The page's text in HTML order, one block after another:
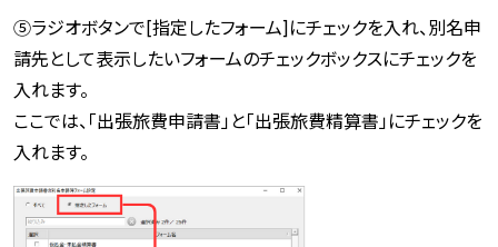
⑤ラジオボタンで[指定したフォーム]にチェックを入れ、別名申
請先として表示したいフォームのチェックボックスにチェックを
入れます。
ここでは、「出張旅費申請書」と「出張旅費精算書」にチェックを
入れます。